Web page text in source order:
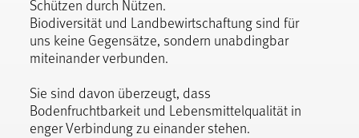
Schützen durch Nützen.
Biodiversität und Landbewirtschaftung sind für
uns keine Gegensätze, sondern unabdingbar
miteinander verbunden.
Sie sind davon überzeugt, dass
Bodenfruchtbarkeit und Lebensmittelqualität in
enger Verbindung zu einander stehen.